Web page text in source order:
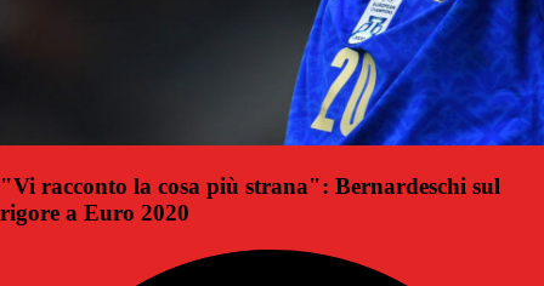
"Vi racconto la cosa più strana": Bernardeschi sul
rigore a Euro 2020